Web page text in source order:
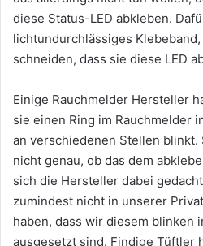
diese Status-LED abkleben.
lichtundurchlässiges
schneiden, dass sie diese LED
Einige Rauchmelder Hersteller
sie einen Ring im Rauchmelder
an verschiedenen Stellen blinkt.
nicht genau, ob das dem
sich die Hersteller dabei
zumindest nicht in unserer
haben, dass wir diesem blinken
ausgesetzt sind. Findige Tüftler